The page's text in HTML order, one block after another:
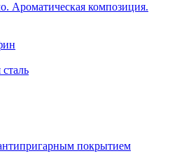
Ароматическая композиция.
покрытием